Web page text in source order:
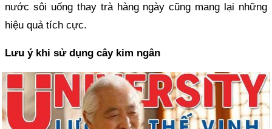
nước sôi uống thay trà hàng ngày cũng mang lại những
hiệu quả tích cực.
Lưu ý khi sử dụng cây kim ngân